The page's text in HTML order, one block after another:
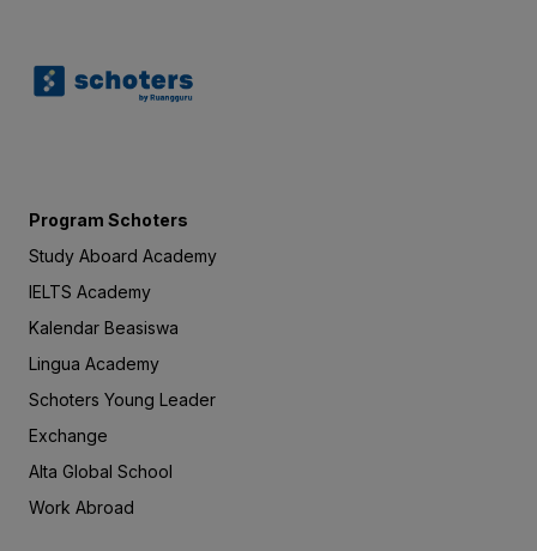
Program Schoters
Study Aboard Academy
IELTS Academy
Kalendar Beasiswa
Lingua Academy
Schoters Young Leader
Exchange
Alta Global School
Work Abroad